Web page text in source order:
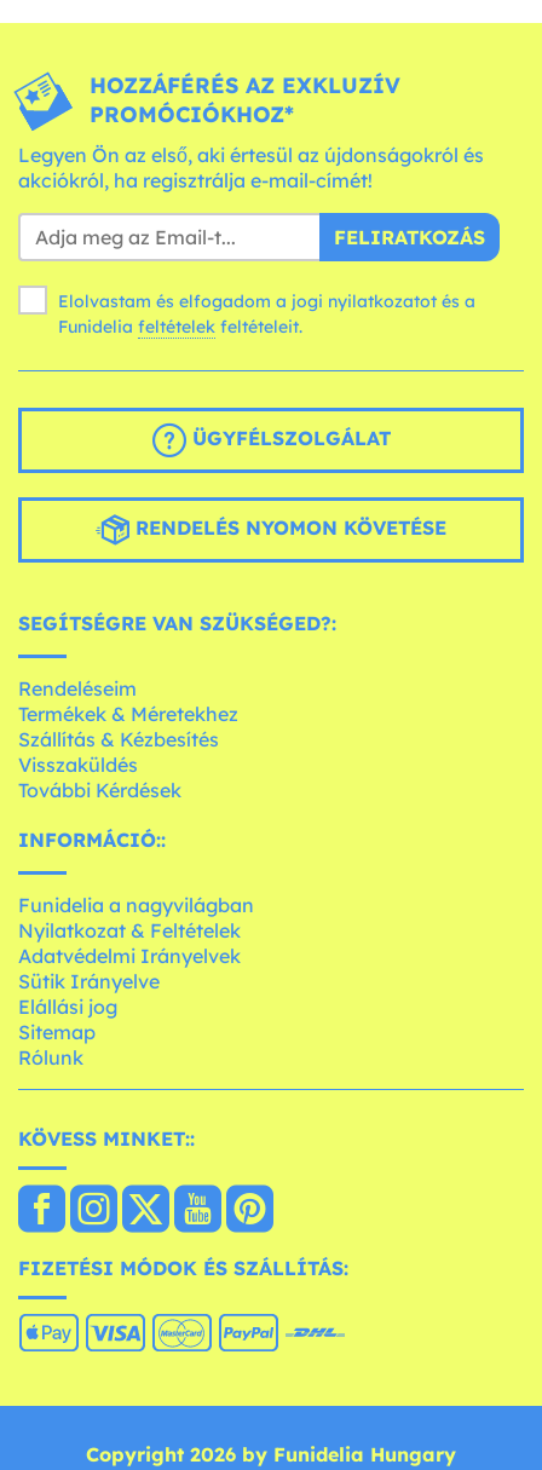
HOZZÁFÉRÉS AZ EXKLUZÍV
PROMÓCIÓKHOZ*
Legyen Ön az első, aki értesül az újdonságokról és
akciókról, ha regisztrálja e-mail-címét!
FELIRATKOZÁS
Elolvastam és elfogadom a jogi nyilatkozatot és a
Funidelia feltételek feltételeit.
ÜGYFÉLSZOLGÁLAT
RENDELÉS NYOMON KÖVETÉSE
SEGÍTSÉGRE VAN SZÜKSÉGED?:
Rendeléseim
Termékek & Méretekhez
Szállítás & Kézbesítés
Visszaküldés
További Kérdések
INFORMÁCIÓ::
Funidelia a nagyvilágban
Nyilatkozat & Feltételek
Adatvédelmi Irányelvek
Sütik Irányelve
Elállási jog
Sitemap
Rólunk
KÖVESS MINKET::
FIZETÉSI MÓDOK ÉS SZÁLLÍTÁS:
Copyright 2026 by Funidelia Hungary